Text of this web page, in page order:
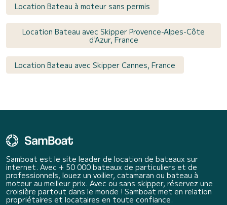
Location Bateau à moteur sans permis
Location Bateau avec Skipper Provence-Alpes-Côte
d'Azur, France
Location Bateau avec Skipper Cannes, France
Samboat est le site leader de location de bateaux sur
internet. Avec + 50 000 bateaux de particuliers et de
professionnels, louez un voilier, catamaran ou bateau à
moteur au meilleur prix. Avec ou sans skipper, réservez une
croisière partout dans le monde ! Samboat met en relation
propriétaires et locataires en toute confiance.